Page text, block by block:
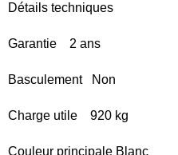
Détails techniques
Garantie 2 ans
Basculement Non
Charge utile 920 kg
Couleur principale Blanc